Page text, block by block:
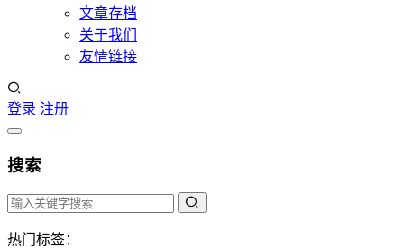
文章存档
关于我们
友情链接
登录 注册
搜索
热门标签：